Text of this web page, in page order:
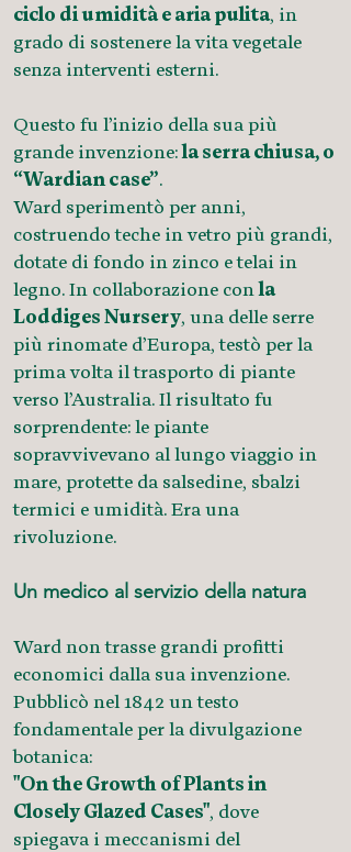
ciclo di umidità e aria pulita, in
grado di sostenere la vita vegetale
senza interventi esterni.
Questo fu l’inizio della sua più
grande invenzione:la serra chiusa, o
“Wardian case”.
Ward sperimentò per anni,
costruendo teche in vetro più grandi,
dotate di fondo in zinco e telai in
legno. In collaborazione conla
Loddiges Nursery, una delle serre
più rinomate d’Europa, testò per la
prima volta il trasporto di piante
verso l’Australia. Il risultato fu
sorprendente: le piante
sopravvivevano al lungo viaggio in
mare, protette da salsedine, sbalzi
termici e umidità. Era una
rivoluzione.
Un medico al servizio della natura
Ward non trasse grandi profitti
economici dalla sua invenzione.
Pubblicò nel 1842 un testo
fondamentale per la divulgazione
botanica:
"On the Growth of Plants in
Closely Glazed Cases", dove
spiegava i meccanismi del